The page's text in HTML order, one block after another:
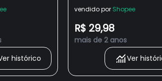
histórico
de Academia Justa
HIP HOP Rapper Unissex
vendido por Shopee
R$ 29,98
mais de 2 anos
Ver